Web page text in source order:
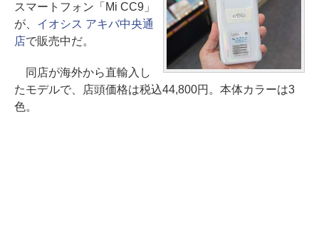
スマートフォン「Mi CC9」
が、 イオシス アキバ中央通
店で販売中だ。
同店が海外から直輸入し
たモデルで、店頭価格は税込44,800円。本体カラーは3
色。